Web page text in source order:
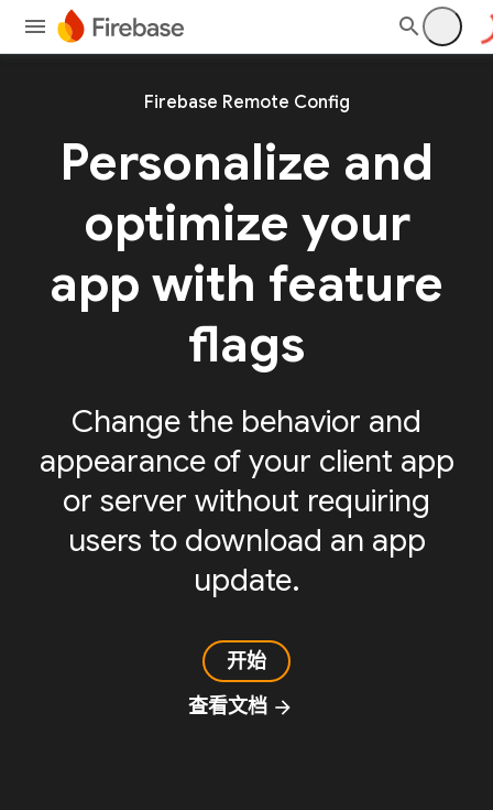
Firebase Remote Config
Personalize and
optimize your
app with feature
flags
Change the behavior and
appearance of your client app
or server without requiring
users to download an app
update.
开始
查看文档 arrow_forward